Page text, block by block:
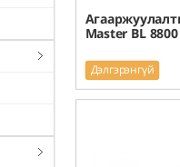
Master BL 8800
Дэлгэрэнгүй